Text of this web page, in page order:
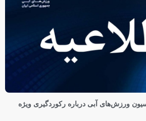
ورزش‌های آبی درباره رکوردگیری ویژه